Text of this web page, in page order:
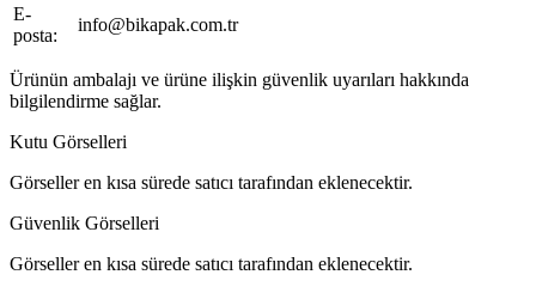
E-
posta:
info@bikapak.com.tr
Ürünün ambalajı ve ürüne ilişkin güvenlik uyarıları hakkında
bilgilendirme sağlar.
Kutu Görselleri
Görseller en kısa sürede satıcı tarafından eklenecektir.
Güvenlik Görselleri
Görseller en kısa sürede satıcı tarafından eklenecektir.